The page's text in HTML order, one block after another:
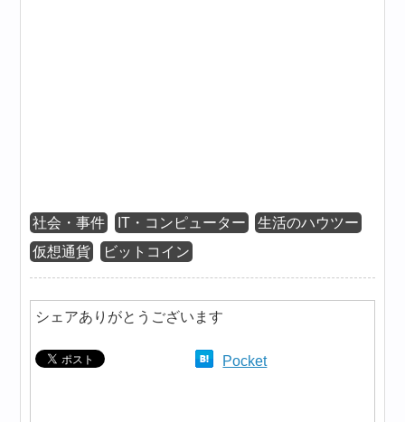
社会・事件 IT・コンピューター
生活のハウツー
仮想通貨
ビットコイン
シェアありがとうございます
Pocket